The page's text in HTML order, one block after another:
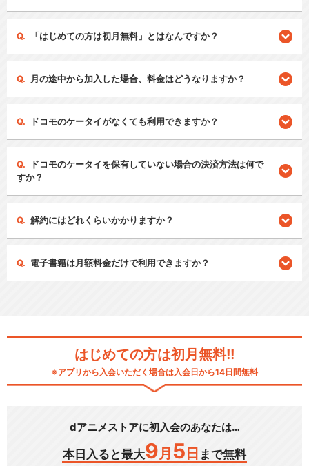
「はじめての方は初月無料」とはなんですか？
月の途中から加入した場合、料金はどうなりますか？
ドコモのケータイがなくても利用できますか？
ドコモのケータイを保有していない場合の決済方法は何で
すか？
解約にはどれくらいかかりますか？
電子書籍は月額料金だけで利用できますか？
はじめての方は初月無料!!
※アプリから入会いただく場合は入会日から14日間無料
dアニメストアに初入会のあなたは…
本日入ると最大9 月 5 日 まで無料